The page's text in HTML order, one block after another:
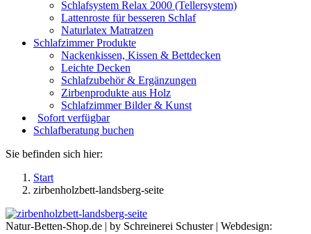
Schlafsystem Relax 2000 (Tellersystem)
Lattenroste für besseren Schlaf
Naturlatex Matratzen
Schlafzimmer Produkte
Nackenkissen, Kissen & Bettdecken
Leichte Decken
Schlafzubehör & Ergänzungen
Zirbenprodukte aus Holz
Schlafzimmer Bilder & Kunst
Sofort verfügbar
Schlafberatung buchen
Sie befinden sich hier:
Start
zirbenholzbett-landsberg-seite
Natur-Betten-Shop.de | by Schreinerei Schuster | Webdesign: